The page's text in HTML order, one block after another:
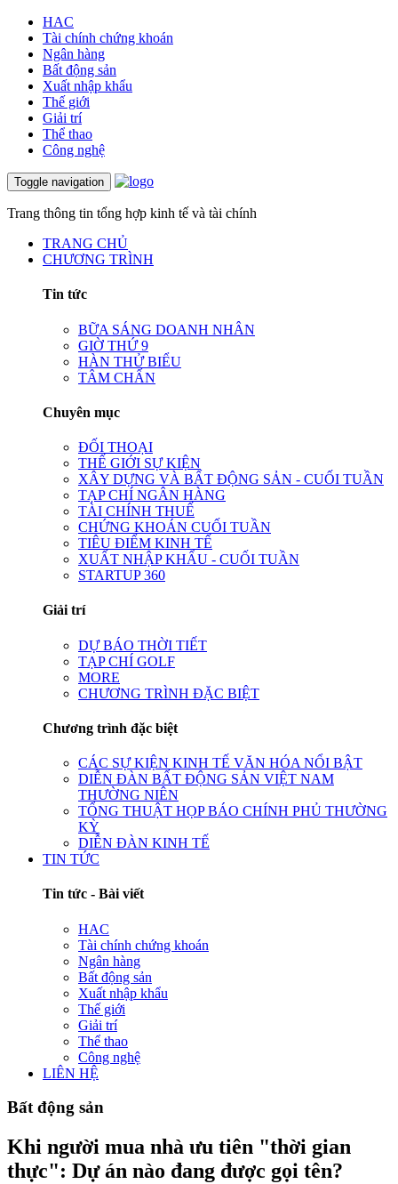
HAC
Tài chính chứng khoán
Ngân hàng
Bất động sản
Xuất nhập khẩu
Thế giới
Giải trí
Thể thao
Công nghệ
Toggle navigation
Trang thông tin tổng hợp kinh tế và tài chính
TRANG CHỦ
CHƯƠNG TRÌNH
Tin tức
BỮA SÁNG DOANH NHÂN
GIỜ THỨ 9
HÀN THỬ BIỂU
TÂM CHẤN
Chuyên mục
ĐỐI THOẠI
THẾ GIỚI SỰ KIỆN
XÂY DỰNG VÀ BẤT ĐỘNG SẢN - CUỐI TUẦN
TẠP CHÍ NGÂN HÀNG
TÀI CHÍNH THUẾ
CHỨNG KHOÁN CUỐI TUẦN
TIÊU ĐIỂM KINH TẾ
XUẤT NHẬP KHẨU - CUỐI TUẦN
STARTUP 360
Giải trí
DỰ BÁO THỜI TIẾT
TẠP CHÍ GOLF
MORE
CHƯƠNG TRÌNH ĐẶC BIỆT
Chương trình đặc biệt
CÁC SỰ KIỆN KINH TẾ VĂN HÓA NỔI BẬT
DIỄN ĐÀN BẤT ĐỘNG SẢN VIỆT NAM
THƯỜNG NIÊN
TỔNG THUẬT HỌP BÁO CHÍNH PHỦ THƯỜNG
KỲ
DIỄN ĐÀN KINH TẾ
TIN TỨC
Tin tức - Bài viết
HAC
Tài chính chứng khoán
Ngân hàng
Bất động sản
Xuất nhập khẩu
Thế giới
Giải trí
Thể thao
Công nghệ
LIÊN HỆ
Bất động sản
Khi người mua nhà ưu tiên "thời gian
thực": Dự án nào đang được gọi tên?